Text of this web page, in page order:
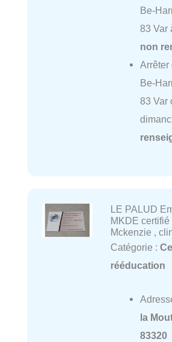
Be-
83 Var
non
Arrêter
Be-
83 Var
LE PALUD
MKDE certifié
Mckenzie ,
Catégorie :
rééducation
la
83320